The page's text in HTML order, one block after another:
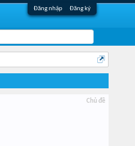
Đăng nhập Đăng ký
Chủ đề